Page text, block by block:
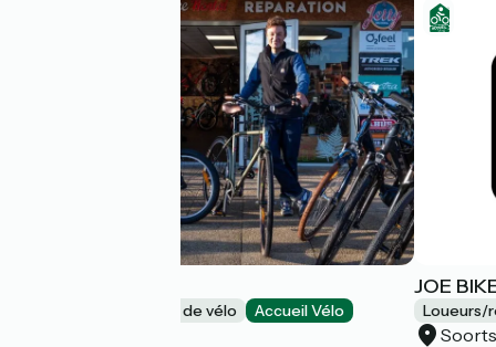
Loueurs/réparateurs de vélo Accueil Vélo
JOE
Loueurs/